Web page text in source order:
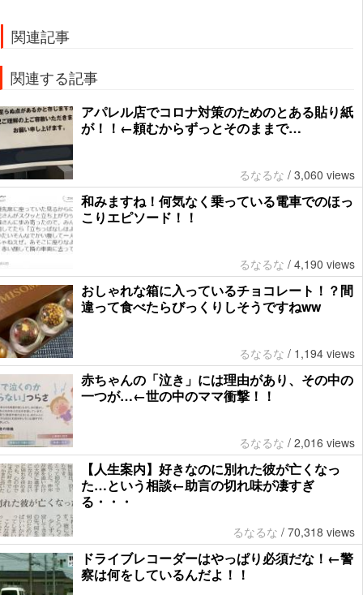
関連記事
関連する記事
アパレル店でコロナ対策のためのとある貼り紙
が！！←頼むからずっとそのままで…
るなるな / 3,060 views
和みますね！何気なく乗っている電車でのほっ
こりエピソード！！
るなるな / 4,190 views
おしゃれな箱に入っているチョコレート！？間
違って食べたらびっくりしそうですねww
るなるな / 1,194 views
赤ちゃんの「泣き」には理由があり、その中の
一つが…←世の中のママ衝撃！！
るなるな / 2,016 views
【人生案内】好きなのに別れた彼が亡くなっ
た…という相談←助言の切れ味が凄すぎ
る・・・
るなるな / 70,318 views
ドライブレコーダーはやっぱり必須だな！←警
察は何をしているんだよ！！